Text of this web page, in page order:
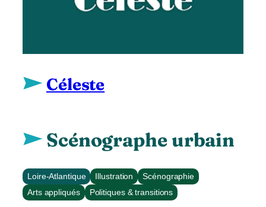
Céleste
Scénographe urbain
Loire-Atlantique Illustration
Scénographie
Arts appliqués
Politiques & transitions